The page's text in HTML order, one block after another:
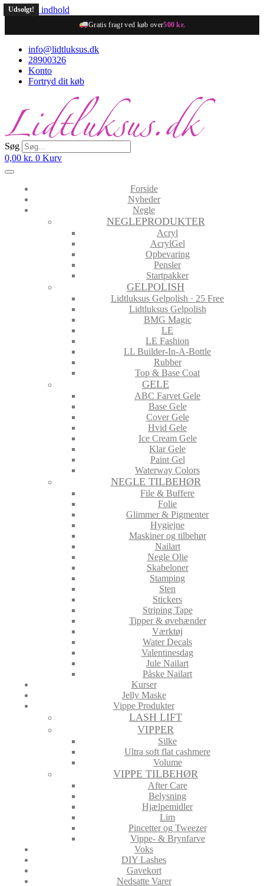
Videre til indhold
Gratis fragt ved køb over500 kr.
info@lidtluksus.dk
28900326
Konto
Fortryd dit køb
Søg
0,00 kr. 0 Kurv
Forside
Nyheder
Negle
NEGLEPRODUKTER
Acryl
AcrylGel
Opbevaring
Pensler
Startpakker
GELPOLISH
Lidtluksus Gelpolish · 25 Free
Lidtluksus Gelpolish
BMG Magic
LE
LE Fashion
LL Builder-In-A-Bottle
Rubber
Top & Base Coat
GELE
ABC Farvet Gele
Base Gele
Cover Gele
Hvid Gele
Ice Cream Gele
Klar Gele
Paint Gel
Waterway Colors
NEGLE TILBEHØR
File & Buffere
Folie
Glimmer & Pigmenter
Hygiejne
Maskiner og tilbehør
Nailart
Negle Olie
Skabeloner
Stamping
Sten
Stickers
Striping Tape
Tipper & øvehænder
Værktøj
Water Decals
Valentinesdag
Jule Nailart
Påske Nailart
Kurser
Jelly Maske
Vippe Produkter
LASH LIFT
VIPPER
Silke
Ultra soft flat cashmere
Volume
VIPPE TILBEHØR
After Care
Belysning
Hjælpemidler
Lim
Pincetter og Tweezer
Vippe- & Brynfarve
Voks
DIY Lashes
Gavekort
Nedsatte Varer
Udsolgt!
Udsolgt!